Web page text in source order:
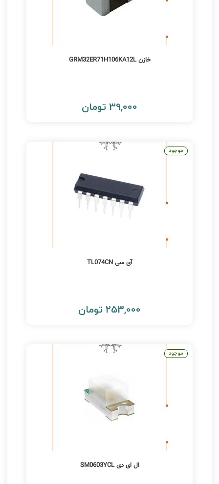
خازن GRM32ER71H106KA12L
39,000 تومان
آی سی TL074CN
253,000 تومان
موجود
ال ای دی SM0603YCL
موجود